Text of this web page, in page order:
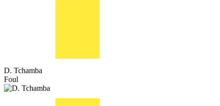
D. Tchamba
Foul